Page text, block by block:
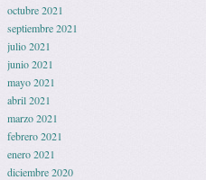
octubre 2021
septiembre 2021
julio 2021
junio 2021
mayo 2021
abril 2021
marzo 2021
febrero 2021
enero 2021
diciembre 2020